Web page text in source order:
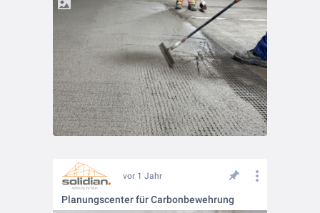
vor 1 Jahr
Planungscenter für Carbonbewehrung